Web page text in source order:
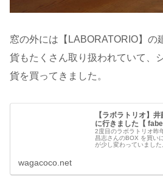
窓の外には【LABORATORIO】の
貨もたくさん取り扱われていて、
貨を買ってきました。
【ラボラトリオ】
に行きました【
2度目のラボラトリオ昨
昌志さんのBOX を買い
が少し変わっていまし
wagacoco.net